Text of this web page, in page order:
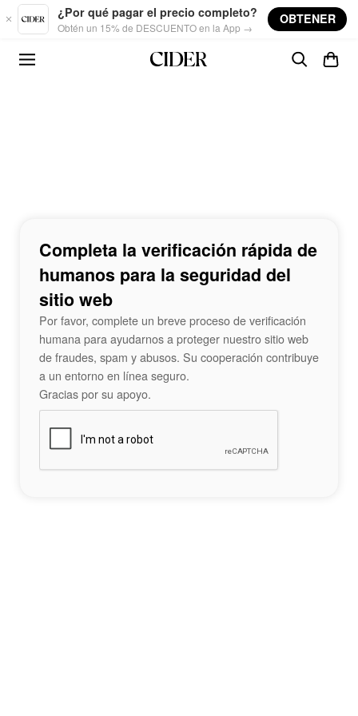
Skip to main content
¿Por qué pagar el precio completo?
Obtén un 15% de DESCUENTO en la App →
OBTENER
Completa la verificación rápida de
humanos para la seguridad del
sitio web
Por favor, complete un breve proceso de verificación
humana para ayudarnos a proteger nuestro sitio web
de fraudes, spam y abusos. Su cooperación contribuye
a un entorno en línea seguro.
Gracias por su apoyo.